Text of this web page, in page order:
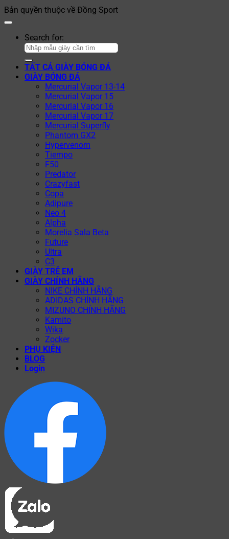
Bản quyền thuộc về Đồng Sport
Search for:
TẤT CẢ GIÀY BÓNG ĐÁ
GIÀY BÓNG ĐÁ
Mercurial Vapor 13-14
Mercurial Vapor 15
Mercurial Vapor 16
Mercurial Vapor 17
Mercurial Superfly
Phantom GX2
Hypervenom
Tiempo
F50
Predator
Crazyfast
Copa
Adipure
Neo 4
Alpha
Morelia Sala Beta
Future
Ultra
C3
GIÀY TRẺ EM
GIÀY CHÍNH HÃNG
NIKE CHÍNH HÃNG
ADIDAS CHÍNH HÃNG
MIZUNO CHÍNH HÃNG
Kamito
Wika
Zocker
PHỤ KIỆN
BLOG
Login